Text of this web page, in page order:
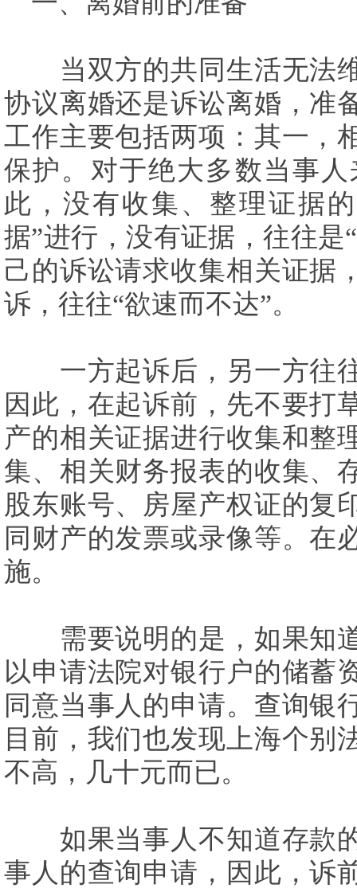
当双方的共同生活无法维
协议离婚还是诉讼离婚，准
工作主要包括两项：其一，
保护。对于绝大多数当事
此，没有收集、整理证据
据”进行，没有证据，往往
己的诉讼请求收集相关证据
诉，往往“欲速而不达”。
一方起诉后，另一方往往
因此，在起诉前，先不要打
产的相关证据进行收集和整
集、相关财务报表的收集、
股东账号、房屋产权证的复
同财产的发票或录像等。在
施。
需要说明的是，如果知道
以申请法院对银行户的储蓄
同意当事人的申请。查询银
目前，我们也发现上海个别
不高，几十元而已。
如果当事人不知道存款的
事人的查询申请，因此，诉